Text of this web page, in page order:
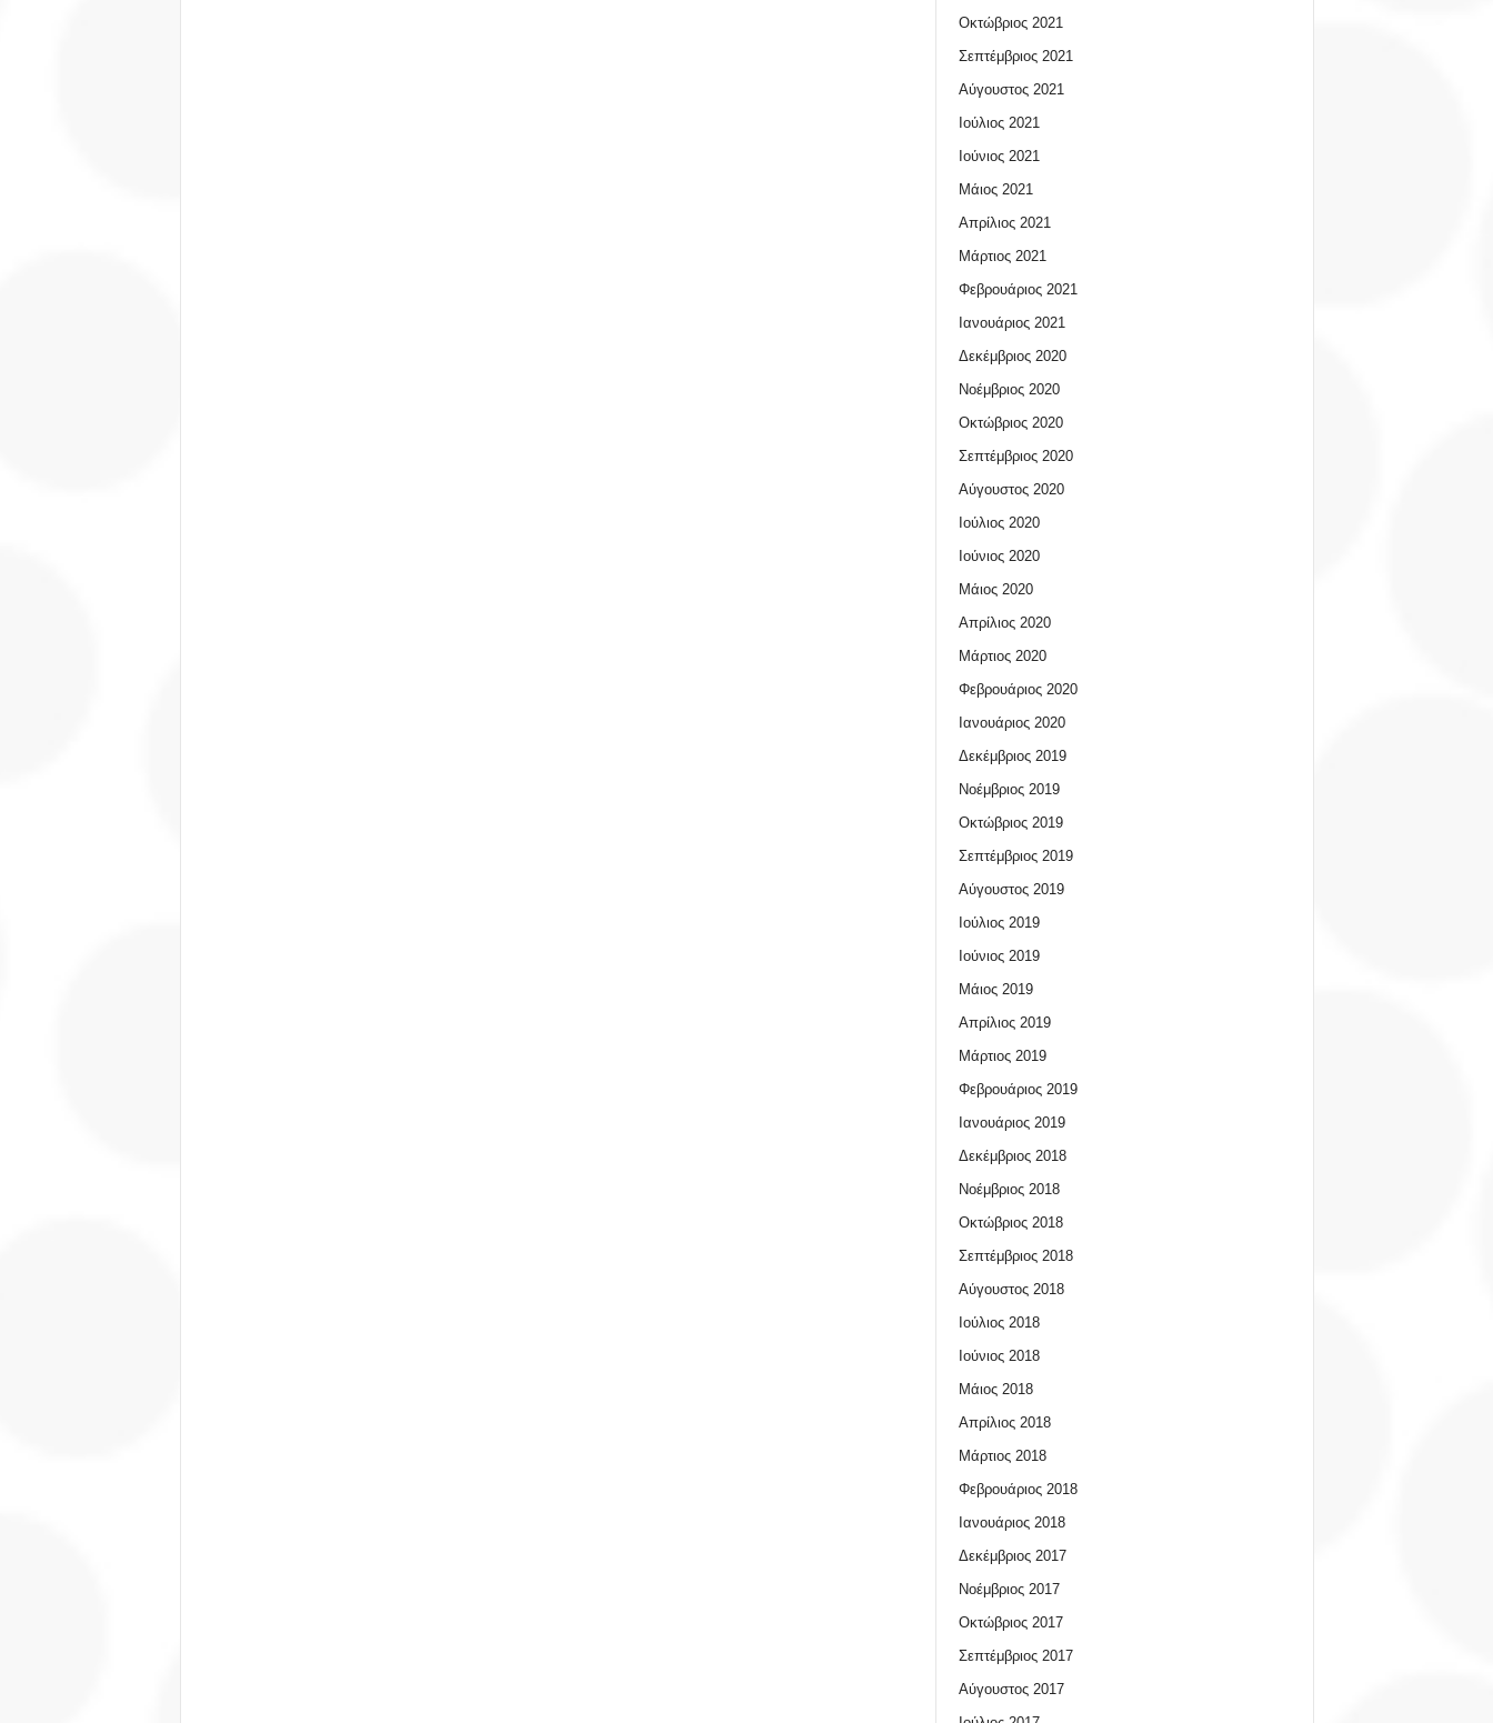
Οκτώβριος 2021
Σεπτέμβριος 2021
Αύγουστος 2021
Ιούλιος 2021
Ιούνιος 2021
Μάιος 2021
Απρίλιος 2021
Μάρτιος 2021
Φεβρουάριος 2021
Ιανουάριος 2021
Δεκέμβριος 2020
Νοέμβριος 2020
Οκτώβριος 2020
Σεπτέμβριος 2020
Αύγουστος 2020
Ιούλιος 2020
Ιούνιος 2020
Μάιος 2020
Απρίλιος 2020
Μάρτιος 2020
Φεβρουάριος 2020
Ιανουάριος 2020
Δεκέμβριος 2019
Νοέμβριος 2019
Οκτώβριος 2019
Σεπτέμβριος 2019
Αύγουστος 2019
Ιούλιος 2019
Ιούνιος 2019
Μάιος 2019
Απρίλιος 2019
Μάρτιος 2019
Φεβρουάριος 2019
Ιανουάριος 2019
Δεκέμβριος 2018
Νοέμβριος 2018
Οκτώβριος 2018
Σεπτέμβριος 2018
Αύγουστος 2018
Ιούλιος 2018
Ιούνιος 2018
Μάιος 2018
Απρίλιος 2018
Μάρτιος 2018
Φεβρουάριος 2018
Ιανουάριος 2018
Δεκέμβριος 2017
Νοέμβριος 2017
Οκτώβριος 2017
Σεπτέμβριος 2017
Αύγουστος 2017